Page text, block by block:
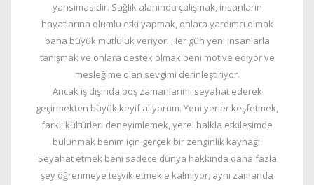
yansımasıdır. Sağlık alanında çalışmak, insanların
hayatlarına olumlu etki yapmak, onlara yardımcı olmak
bana büyük mutluluk veriyor. Her gün yeni insanlarla
tanışmak ve onlara destek olmak beni motive ediyor ve
mesleğime olan sevgimi derinleştiriyor.
Ancak iş dışında boş zamanlarımı seyahat ederek
geçirmekten büyük keyif alıyorum. Yeni yerler keşfetmek,
farklı kültürleri deneyimlemek, yerel halkla etkileşimde
bulunmak benim için gerçek bir zenginlik kaynağı.
Seyahat etmek beni sadece dünya hakkında daha fazla
şey öğrenmeye teşvik etmekle kalmıyor, aynı zamanda